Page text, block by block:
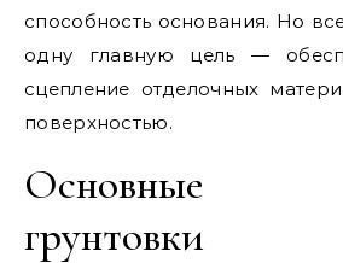
способность основания. Но
одну главную цель —
сцепление отделочных
поверхностью.
Основные
грунтовки